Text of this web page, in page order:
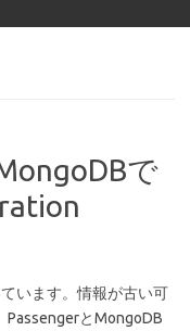
で
います。情報が古い可
PassengerとMongoDB